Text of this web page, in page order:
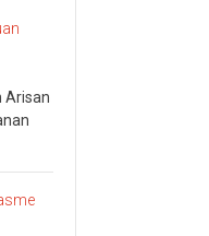
Arisan